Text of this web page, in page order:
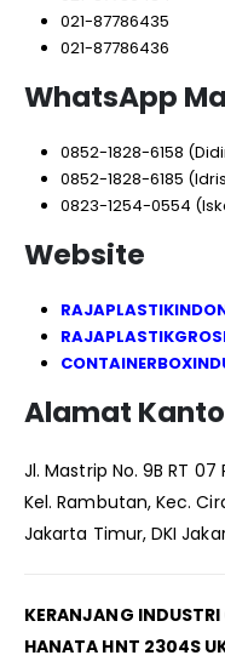
021-87786435
021-87786436
WhatsApp
0852-1828-6158
0852-1828-6185
0823-1254-0554
Website
Alamat
Jl. Mastrip No. 9B RT 07
Kel. Rambutan, Kec.
Jakarta Timur, DKI
KERANJANG
HANATA HNT 2304S